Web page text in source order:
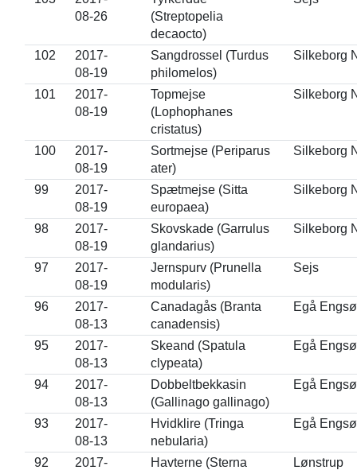
08-26
(Streptopelia
decaocto)
102
2017-
08-19
Sangdrossel (Turdus
philomelos)
Silkeborg
101
2017-
08-19
Topmejse
(Lophophanes
cristatus)
Silkeborg
100
2017-
08-19
Sortmejse (Periparus
ater)
Silkeborg
99
2017-
08-19
Spætmejse (Sitta
europaea)
Silkeborg
98
2017-
08-19
Skovskade (Garrulus
glandarius)
Silkeborg
97
2017-
08-19
Jernspurv (Prunella
modularis)
Sejs
96
2017-
08-13
Canadagås (Branta
canadensis)
Egå Engsø
95
2017-
08-13
Skeand (Spatula
clypeata)
Egå Engsø
94
2017-
08-13
Dobbeltbekkasin
(Gallinago gallinago)
Egå Engsø
93
2017-
08-13
Hvidklire (Tringa
nebularia)
Egå Engsø
92
2017-
Havterne (Sterna
Lønstrup